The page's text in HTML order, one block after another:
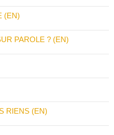
(EN)
PAROLE ? (EN)
RIENS (EN)